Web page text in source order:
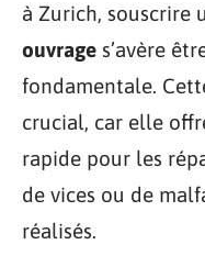
à Zurich, souscrire
ouvrage s’avère
fondamentale.
crucial, car elle
rapide pour les
de vices ou de
réalisés.